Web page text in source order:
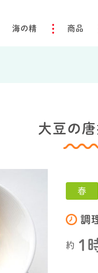
海の精 商品
大豆の
春
調
約 1